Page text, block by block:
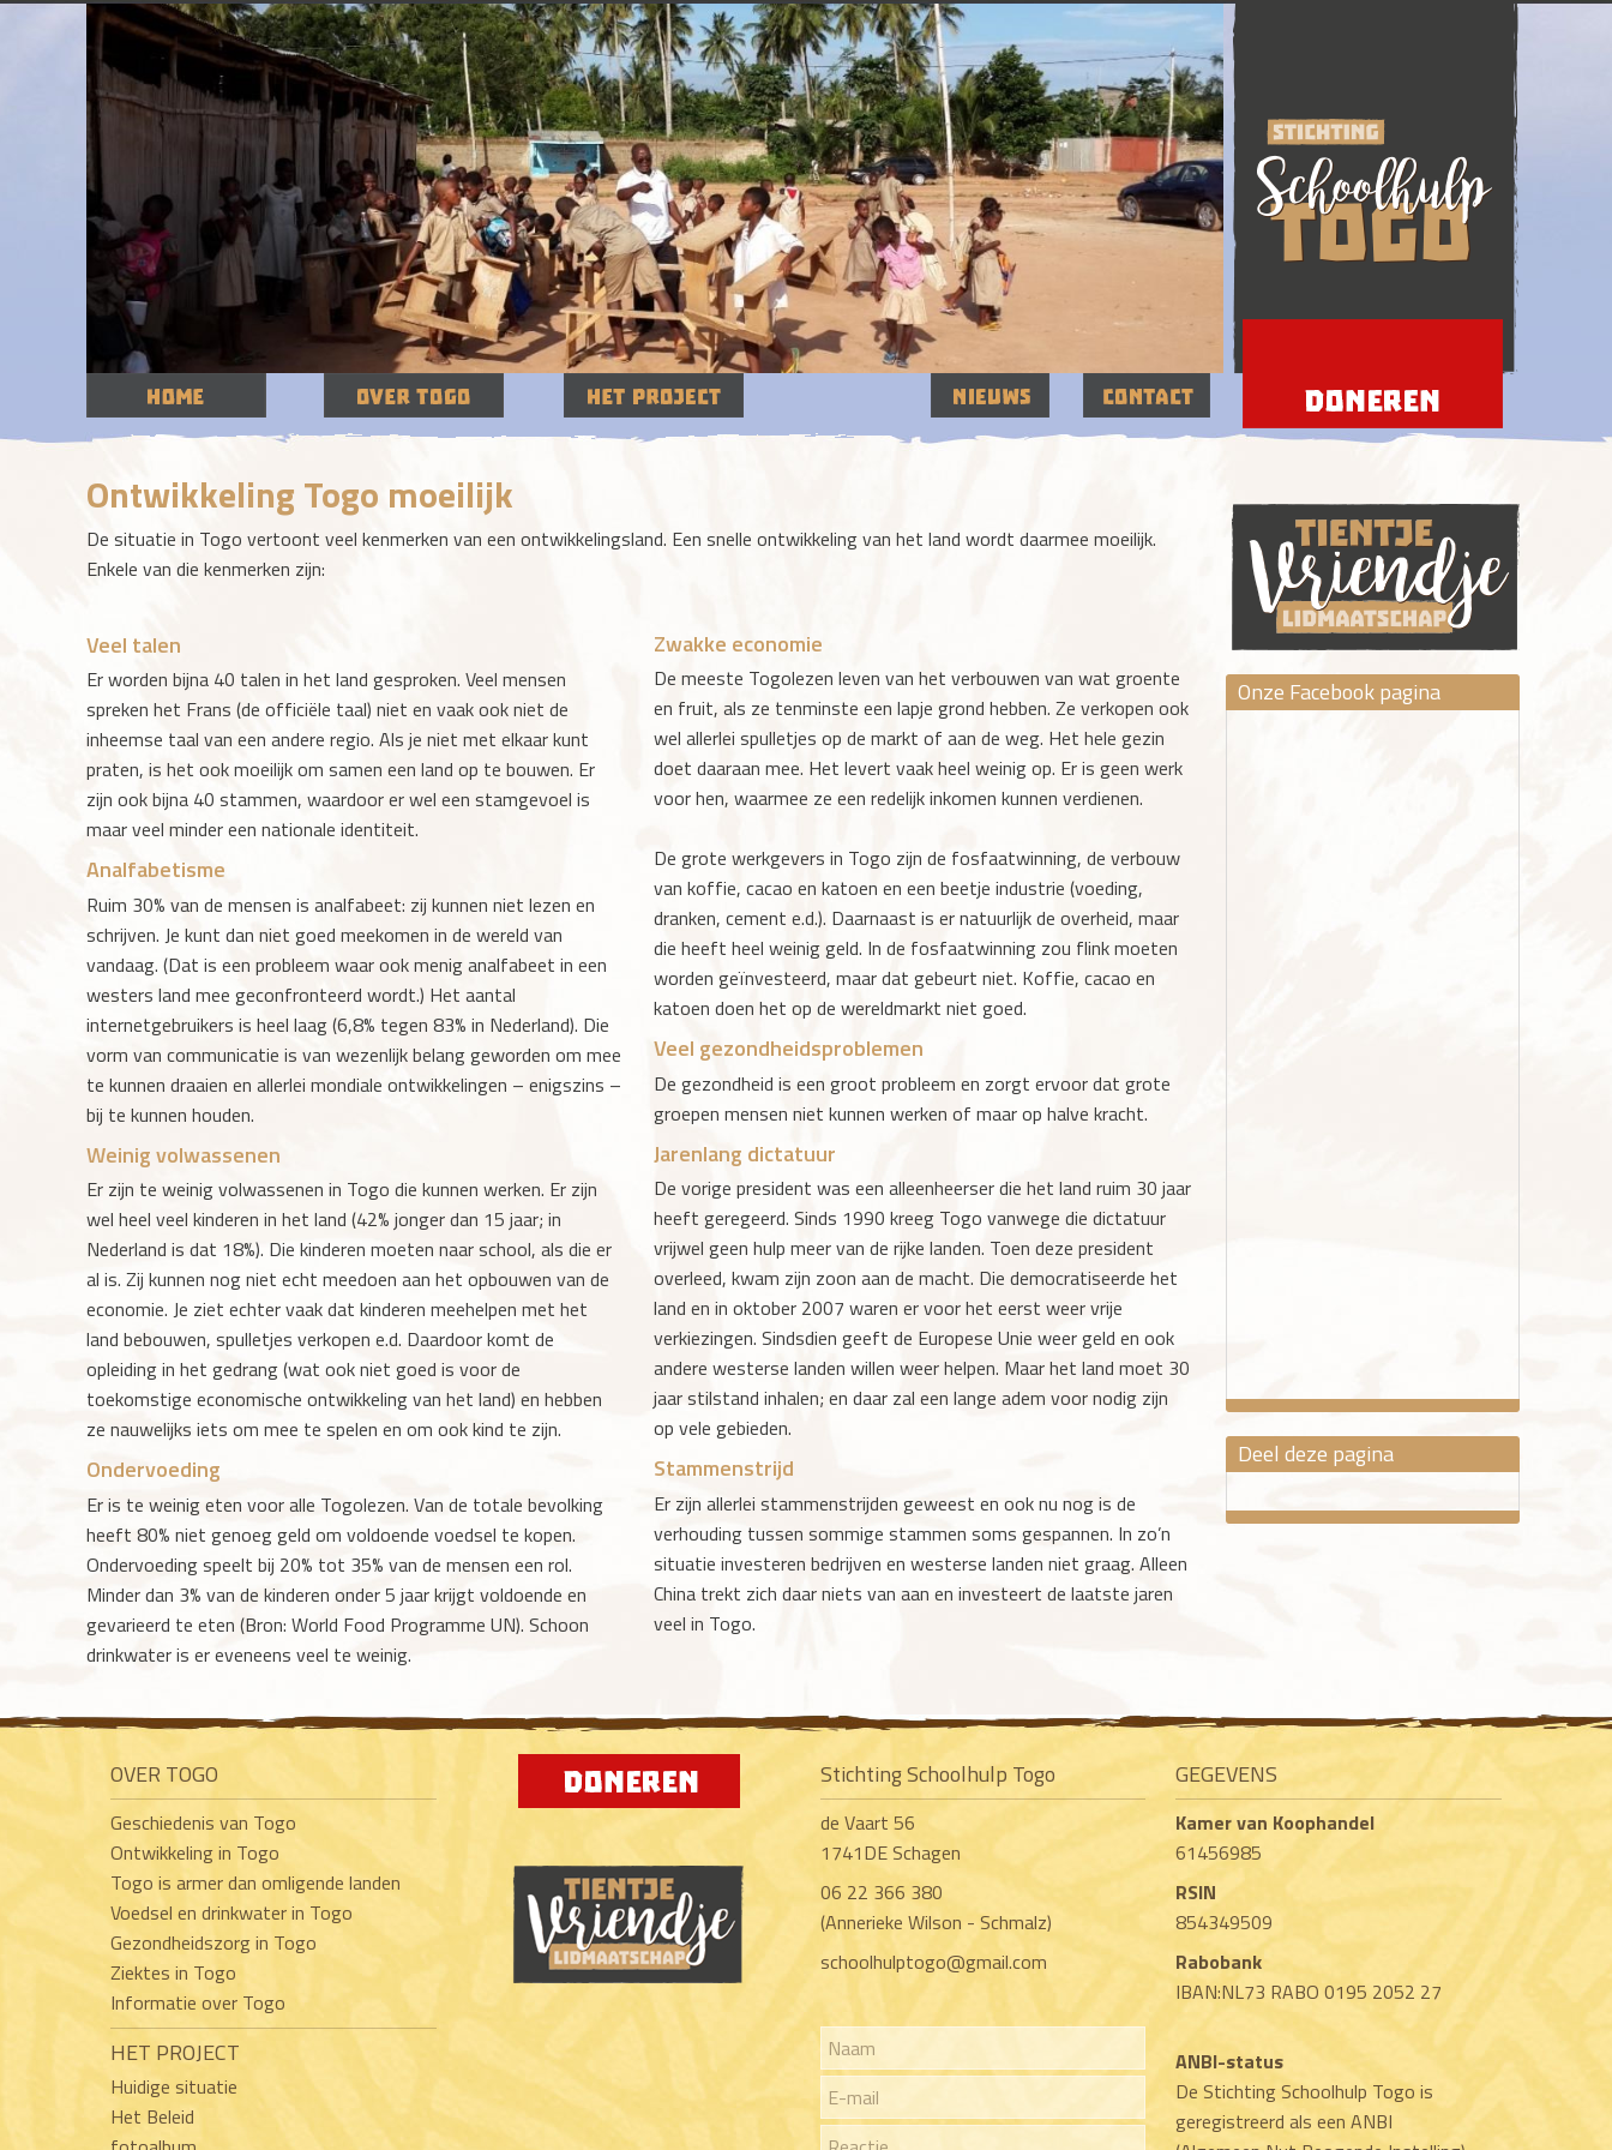
Ontwikkeling Togo moeilijk
De situatie in Togo vertoont veel kenmerken van een ontwikkelingsland. Een snelle ontwikkeling van het land wordt daarmee moeilijk.
Enkele van die kenmerken zijn:
Veel talen
Er worden bijna 40 talen in het land gesproken. Veel mensen
spreken het Frans (de officiële taal) niet en vaak ook niet de
inheemse taal van een andere regio. Als je niet met elkaar kunt
praten, is het ook moeilijk om samen een land op te bouwen. Er
zijn ook bijna 40 stammen, waardoor er wel een stamgevoel is
maar veel minder een nationale identiteit.
Analfabetisme
Ruim 30% van de mensen is analfabeet: zij kunnen niet lezen en
schrijven. Je kunt dan niet goed meekomen in de wereld van
vandaag. (Dat is een probleem waar ook menig analfabeet in een
westers land mee geconfronteerd wordt.) Het aantal
internetgebruikers is heel laag (6,8% tegen 83% in Nederland). Die
vorm van communicatie is van wezenlijk belang geworden om mee
te kunnen draaien en allerlei mondiale ontwikkelingen – enigszins –
bij te kunnen houden.
Weinig volwassenen
Er zijn te weinig volwassenen in Togo die kunnen werken. Er zijn
wel heel veel kinderen in het land (42% jonger dan 15 jaar; in
Nederland is dat 18%). Die kinderen moeten naar school, als die er
al is. Zij kunnen nog niet echt meedoen aan het opbouwen van de
economie. Je ziet echter vaak dat kinderen meehelpen met het
land bebouwen, spulletjes verkopen e.d. Daardoor komt de
opleiding in het gedrang (wat ook niet goed is voor de
toekomstige economische ontwikkeling van het land) en hebben
ze nauwelijks iets om mee te spelen en om ook kind te zijn.
Ondervoeding
Er is te weinig eten voor alle Togolezen. Van de totale bevolking
heeft 80% niet genoeg geld om voldoende voedsel te kopen.
Ondervoeding speelt bij 20% tot 35% van de mensen een rol.
Minder dan 3% van de kinderen onder 5 jaar krijgt voldoende en
gevarieerd te eten (Bron: World Food Programme UN). Schoon
drinkwater is er eveneens veel te weinig.
Zwakke economie
De meeste Togolezen leven van het verbouwen van wat groente
en fruit, als ze tenminste een lapje grond hebben. Ze verkopen ook
wel allerlei spulletjes op de markt of aan de weg. Het hele gezin
doet daaraan mee. Het levert vaak heel weinig op. Er is geen werk
voor hen, waarmee ze een redelijk inkomen kunnen verdienen.
De grote werkgevers in Togo zijn de fosfaatwinning, de verbouw
van koffie, cacao en katoen en een beetje industrie (voeding,
dranken, cement e.d.). Daarnaast is er natuurlijk de overheid, maar
die heeft heel weinig geld. In de fosfaatwinning zou flink moeten
worden geïnvesteerd, maar dat gebeurt niet. Koffie, cacao en
katoen doen het op de wereldmarkt niet goed.
Veel gezondheidsproblemen
De gezondheid is een groot probleem en zorgt ervoor dat grote
groepen mensen niet kunnen werken of maar op halve kracht.
Jarenlang dictatuur
De vorige president was een alleenheerser die het land ruim 30 jaar
heeft geregeerd. Sinds 1990 kreeg Togo vanwege die dictatuur
vrijwel geen hulp meer van de rijke landen. Toen deze president
overleed, kwam zijn zoon aan de macht. Die democratiseerde het
land en in oktober 2007 waren er voor het eerst weer vrije
verkiezingen. Sindsdien geeft de Europese Unie weer geld en ook
andere westerse landen willen weer helpen. Maar het land moet 30
jaar stilstand inhalen; en daar zal een lange adem voor nodig zijn
op vele gebieden.
Stammenstrijd
Er zijn allerlei stammenstrijden geweest en ook nu nog is de
verhouding tussen sommige stammen soms gespannen. In zo’n
situatie investeren bedrijven en westerse landen niet graag. Alleen
China trekt zich daar niets van aan en investeert de laatste jaren
veel in Togo.
Onze Facebook pagina
Deel deze pagina
OVER TOGO
Geschiedenis van Togo
Ontwikkeling in Togo
Togo is armer dan omligende landen
Voedsel en drinkwater in Togo
Gezondheidszorg in Togo
Ziektes in Togo
Informatie over Togo
HET PROJECT
Huidige situatie
Het Beleid
Stichting Schoolhulp Togo
de Vaart 56
1741DE Schagen
06 22 366 380
(Annerieke Wilson - Schmalz)
schoolhulptogo@gmail.com
GEGEVENS
Kamer van Koophandel
61456985
RSIN
854349509
Rabobank
IBAN:NL73 RABO 0195 2052 27
ANBI-status
De Stichting Schoolhulp Togo is
geregistreerd als een ANBI